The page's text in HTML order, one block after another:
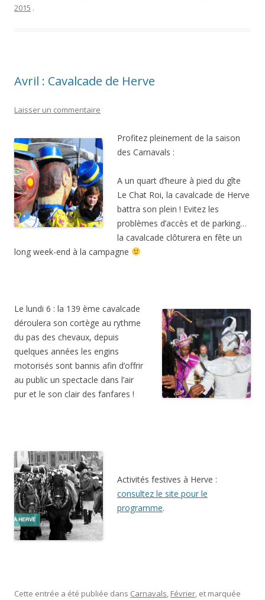
2015 .
Avril : Cavalcade de Herve
Laisser un commentaire
Profitez pleinement de la saison
des Carnavals :
A un quart d’heure à pied du gîte
Le Chat Roi, la cavalcade de Herve
battra son plein ! Evitez les
problèmes d’accès et de parking…
la cavalcade clôturera en fête un
long week-end à la campagne
Le lundi 6 : la 139 ème cavalcade
déroulera son cortège au rythme
du pas des chevaux, depuis
quelques années les engins
motorisés sont bannis afin d’offrir
au public un spectacle dans l’air
pur et le son clair des fanfares !
Activités festives à Herve :
consultez le site pour le
programme.
Cette entrée a été publiée dans Carnavals, Février, et marquée